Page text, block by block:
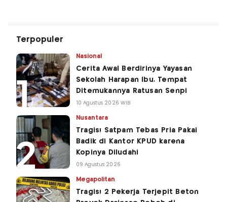
Terpopuler
Nasional
Cerita Awal Berdirinya Yayasan
Sekolah Harapan Ibu, Tempat
Ditemukannya Ratusan Senpi
10 Agustus 2026 WIB
Nusantara
Tragis! Satpam Tebas Pria Pakai
Badik di Kantor KPUD karena
Kopinya Diludahi
09 Agustus 2026
Megapolitan
Tragis! 2 Pekerja Terjepit Beton